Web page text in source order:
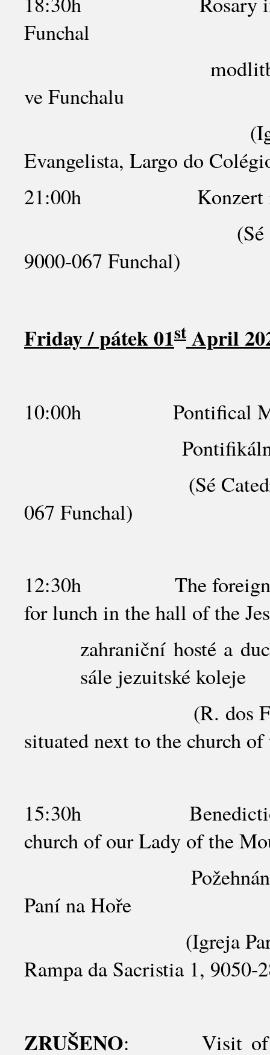
Funchal
modlitba růžence
ve Funchalu
(Igreja do
Evangelista, Largo do
21:00h Konzert in
(Sé Catedral do
9000-067 Funchal)
Friday / pátek 01stApril
10:00h Pontifical Mass
Pontifikální mše
(Sé Catedral do
067 Funchal)
12:30h The foreign
for lunch in the hall of the
zahraniční hosté a
sále jezuitské koleje
(R. dos Ferreiros
situated next to the church
15:30h Benediction of
church of our Lady of the
Požehnání
Paní na Hoře
(Igreja Paroquial
Rampa da Sacristia 1, 9050-
ZRUŠENO: Visit of the